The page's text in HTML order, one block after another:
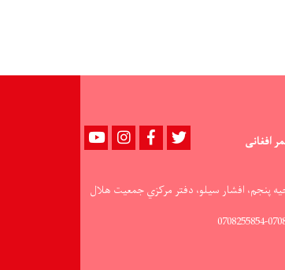
افغانی YoutubeinstagramFacebook
پنجم، افشار سيلو، دفتر مرکزي جمعيت هلال